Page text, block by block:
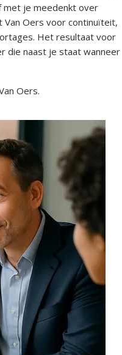
met je meedenkt over
Van Oers voor continuïteit,
Het resultaat voor
die naast je staat wanneer
Oers.